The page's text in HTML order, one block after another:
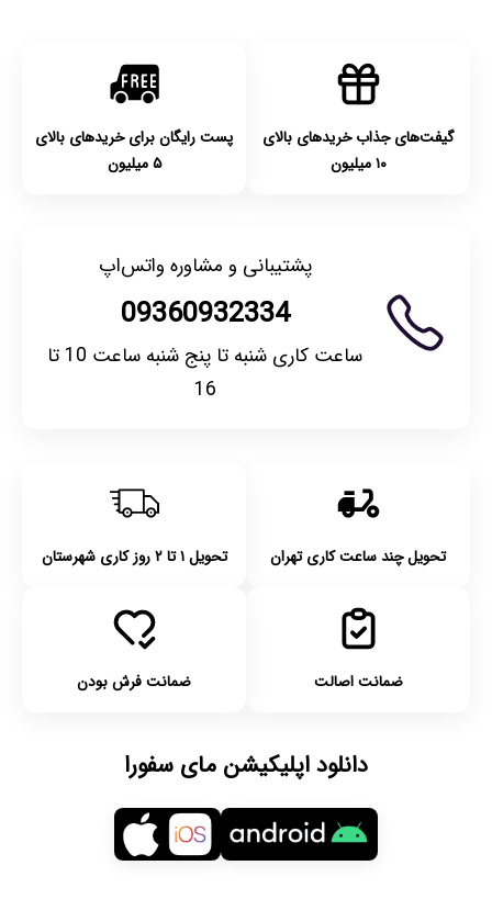
گیفت‌های جذاب خریدهای بالای
۱۰ میلیون
پست رایگان برای خریدهای بالای
۵ میلیون
پشتیبانی و مشاوره واتس‌اپ
09360932334
ساعت کاری شنبه تا پنج شنبه ساعت 10 تا
16
تحویل چند ساعت کاری تهران تحویل ۱ تا ۲ روز کاری شهرستان
ضمانت اصالت ضمانت فرش بودن
دانلود اپلیکیشن مای سفورا